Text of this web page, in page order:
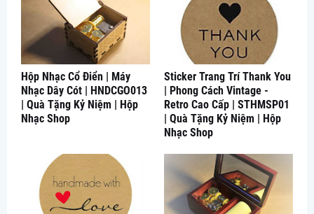
Hộp Nhạc Cổ Điển | Máy
Nhạc Dây Cót | HNDCGO013
| Quà Tặng Kỷ Niệm | Hộp
Nhạc Shop
Sticker Trang Trí Thank You
| Phong Cách Vintage -
Retro Cao Cấp | STHMSP01
| Quà Tặng Kỷ Niệm | Hộp
Nhạc Shop